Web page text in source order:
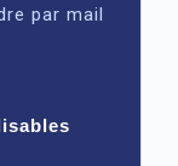
par mail